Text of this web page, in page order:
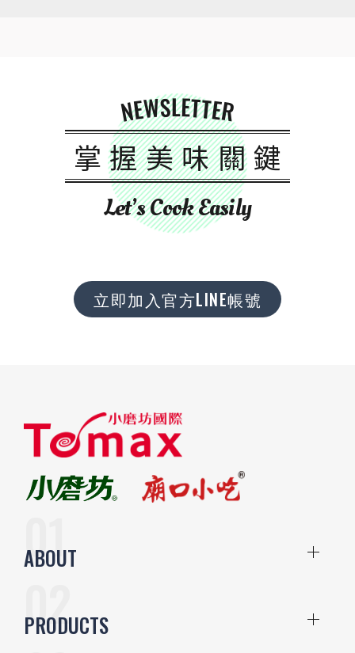
NEWSLETTER
掌握美味關鍵
Let’s Cook Easily
立即加入官方LINE帳號
ABOUT
PRODUCTS